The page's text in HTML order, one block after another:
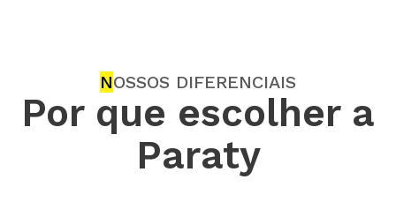
NOSSOS DIFERENCIAIS
Por que escolher a
Paraty